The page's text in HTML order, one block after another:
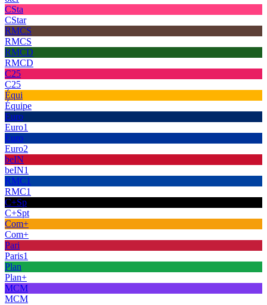
CSta
CStar
RMCS
RMCS
RMCD
RMCD
C25
C25
Équi
Équipe
Euro
Euro1
Euro
Euro2
beIN
beIN1
RMC1
RMC1
C+Sp
C+Spt
Com+
Com+
Pari
Paris1
Plan
Plan+
MCM
MCM